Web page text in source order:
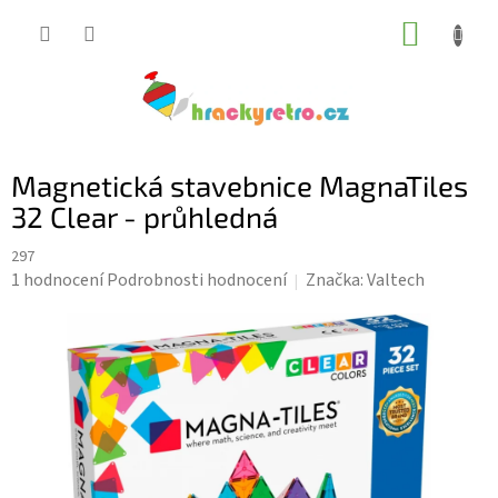
Magnetická stavebnice MagnaTiles
32 Clear - průhledná
297
Průměrné
hvězdiček.
1 hodnoceníPodrobnosti hodnocení Značka:Valtech